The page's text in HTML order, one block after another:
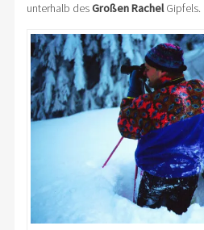
unterhalb desGroßen RachelGipfels.